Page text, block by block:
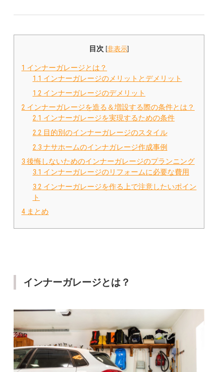
目次 [非表示]
1 インナーガレージとは？
1.1 インナーガレージのメリットとデメリット
1.2 インナーガレージのデメリット
2 インナーガレージを造る＆増設する際の条件とは？
2.1 インナーガレージを実現するための条件
2.2 目的別のインナーガレージのスタイル
2.3 ナサホームのインナガレージ作成事例
3 後悔しないためのインナーガレージのプランニング
3.1 インナーガレージのリフォームに必要な費用
3.2 インナーガレージを作る上で注意したいポイン
ト
4 まとめ
インナーガレージとは？